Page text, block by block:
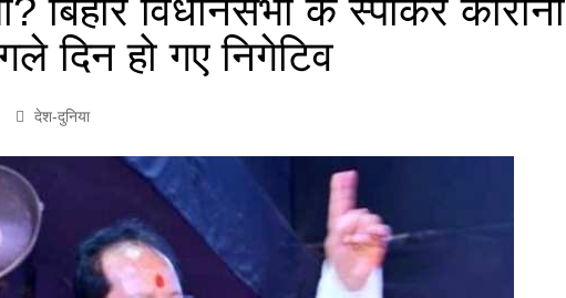
बिहार विधानसभा के स्पीकर कोरोना
दिन हो गए निगेटिव
देश-दुनिया